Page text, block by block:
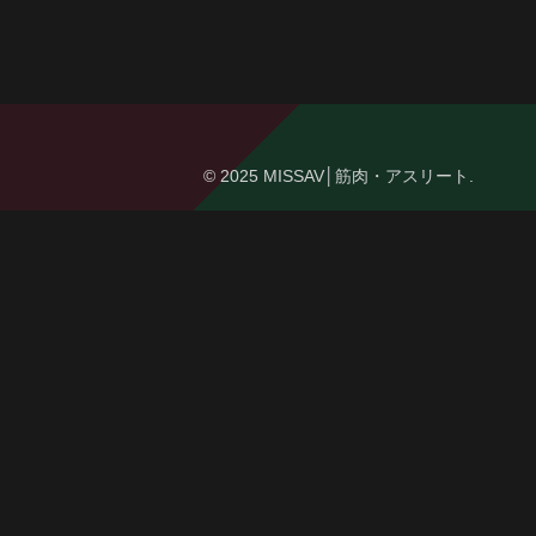
© 2025 MISSAV│筋肉・アスリート.